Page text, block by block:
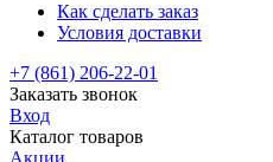
Как сделать заказ
Условия доставки
+7 (861) 206-22-01
Заказать звонок
Вход
Каталог товаров
Акции